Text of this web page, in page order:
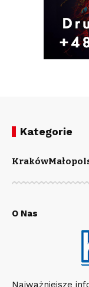
Kategorie
Kraków
O Nas
Najważniejsze